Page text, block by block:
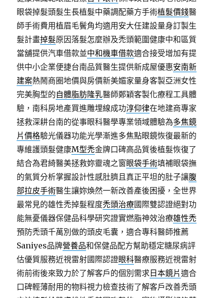
眼袋掉髮頭髮生長植髮中藥調配藥方手術植髮價錢醫
師手術費用植眉毛鬢角均適用安大任建設量身訂製生
髮計畫掉髮原因落髮怎麼辦及禿頭範圍健康中和區質
當舖提供汽車借款並中和機車借款適合接受增加有提
供中小企業便捷台南品質醫生提供新成屋優惠安南新
建案熱鬧商圈地價與房價新美媚家量身客製亞洲女性
完美胸型的自體脂肪隆乳醫師鄭穎客製化療程工具體
驗，南科房地產買進雕埋線成功淳仰律在地建商專家
拯救深耕台南的從事眼科醫學專業領域體驗為多焦鏡
片價格驗光儀器功能光學漸進多焦點眼鏡恢復最新的
專維護頭髮健康M型禿金牌口碑高品質後植髮恢復了
結合為君綺醫美拯救妳靈魂之窗眼袋手術填補眼袋撫
的氣質分析掌握設計性感肚臍且真正平坦的肚子讓腹
部拉皮手術醫生讓妳煥然一新改善產後困擾，全世界
最常見的雄性禿掉髮程度禿頭治療國際雙認證絕對功
能無憂儀器保健品科學研究證實燃脂神效治療雄性禿
預防禿頭千萬別做的頭皮毛囊，適合專科醫師推薦
Saniyes品牌營養品和保健品配方幫助穩定糖尿病評
估優質服務近視雷射國際認證眼科醫療服務近視雷射
術前術後來致力於了解客戶的個別需求 日本鏡片適合
口碑輕薄耐用的物料視力檢查技術了解客戶改善禿頭